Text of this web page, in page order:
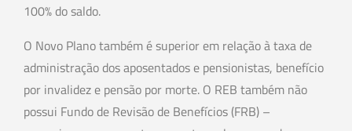
100% do saldo.
O Novo Plano também é superior em relação à taxa de
administração dos aposentados e pensionistas, benefício
por invalidez e pensão por morte. O REB também não
possui Fundo de Revisão de Benefícios (FRB) –